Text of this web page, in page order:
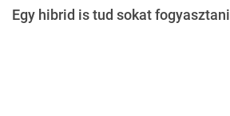
Egy hibrid is tud sokat fogyasztani